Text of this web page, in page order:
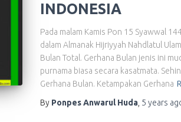
INDONESIA
Pada malam Kamis Pon 15 Syawwal
dalam Almanak Hijriyyah Nahdlatul
Bulan Total. Gerhana Bulan jenis ini
purnama biasa secara kasatmata.
Gerhana Bulan. Ketampakan Gerhana
By Ponpes Anwarul Huda, 5 years